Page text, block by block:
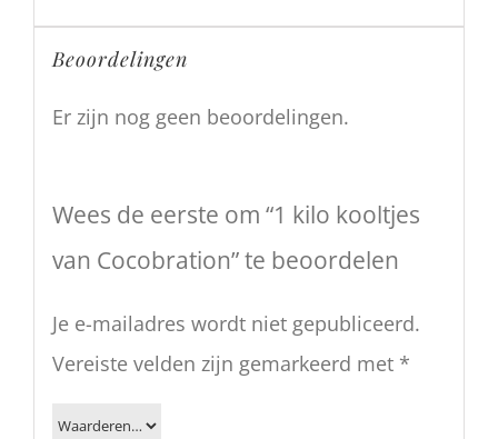
Beoordelingen
Er zijn nog geen beoordelingen.
Wees de eerste om “1 kilo kooltjes
van Cocobration” te beoordelen
Je e-mailadres wordt niet gepubliceerd.
Vereiste velden zijn gemarkeerd met *